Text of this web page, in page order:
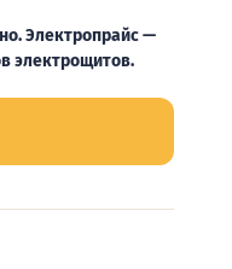
Электропрайс —
электрощитов.